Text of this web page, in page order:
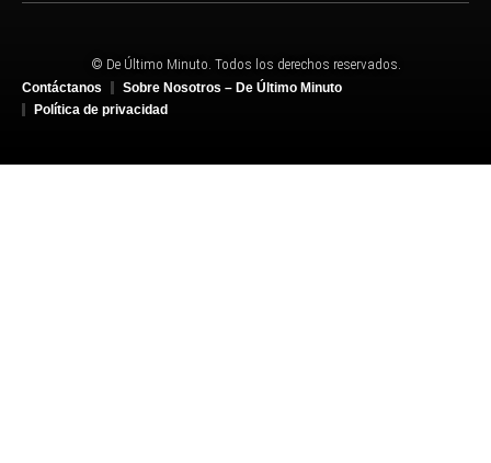
© De Último Minuto. Todos los derechos reservados.
Contáctanos
Sobre Nosotros – De Último Minuto
Política de privacidad